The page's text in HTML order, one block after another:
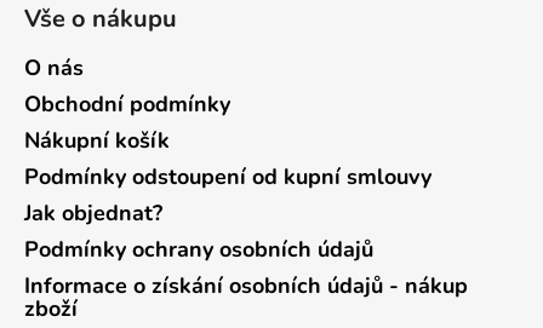
Vše o nákupu
O nás
Obchodní podmínky
Nákupní košík
Podmínky odstoupení od kupní smlouvy
Jak objednat?
Podmínky ochrany osobních údajů
Informace o získání osobních údajů - nákup
zboží